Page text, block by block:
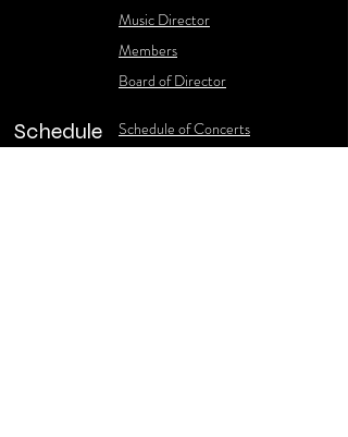
​Music Director
​Members
Board of Director
Schedule
Schedule of Concerts